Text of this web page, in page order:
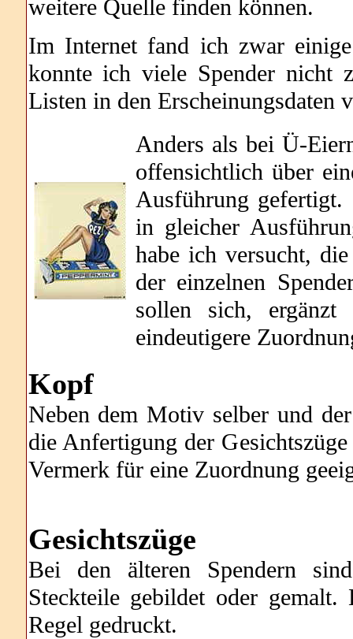
weitere Quelle finden können.
Im Internet fand ich zwar
konnte ich viele Spender nicht
Listen in den Erscheinungsdaten
Anders als bei Ü-
offensichtlich über
Ausführung gefertigt.
in gleicher
habe ich versucht,
der einzelnen
sollen sich, ergänzt
eindeutigere
Kopf
Neben dem Motiv selber und
die Anfertigung der
Vermerk für eine Zuordnung
Gesichtszüge
Bei den älteren Spendern
Steckteile gebildet oder
Regel gedruckt.